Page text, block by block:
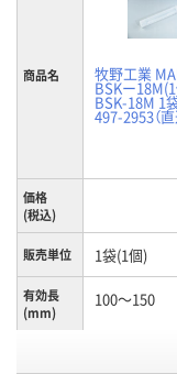
商品名 牧野工業
BSKー
BSK-18M 1
497-2953（直
価格
(税込)
販売単位 1袋(1個)
有効長
(mm)
100～150